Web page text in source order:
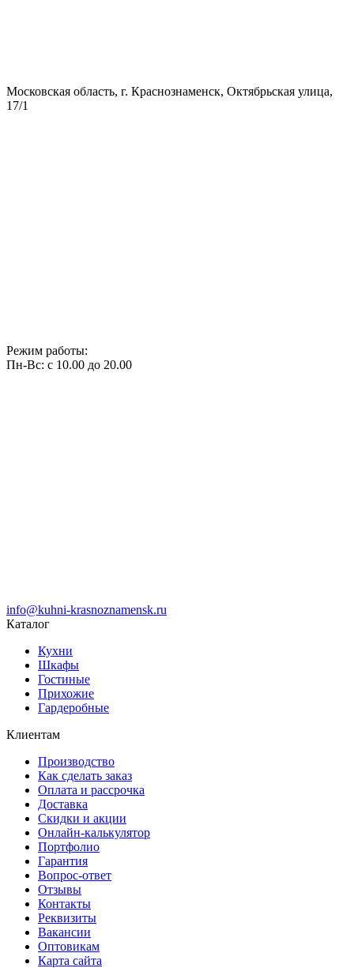
Московская область, г. Краснознаменск, Октябрьская улица,
17/1
Режим работы:
Пн-Вс: с 10.00 до 20.00
info@kuhni-krasnoznamensk.ru
Каталог
Кухни
Шкафы
Гостиные
Прихожие
Гардеробные
Клиентам
Производство
Как сделать заказ
Оплата и рассрочка
Доставка
Скидки и акции
Онлайн-калькулятор
Портфолио
Гарантия
Вопрос-ответ
Отзывы
Контакты
Реквизиты
Вакансии
Оптовикам
Карта сайта